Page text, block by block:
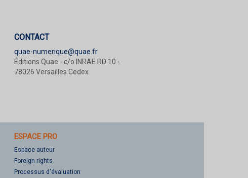
CONTACT
quae-numerique@quae.fr
Éditions Quae - c/o INRAE RD 10 -
78026 Versailles Cedex
ESPACE PRO
Espace auteur
Foreign rights
Processus d'évaluation